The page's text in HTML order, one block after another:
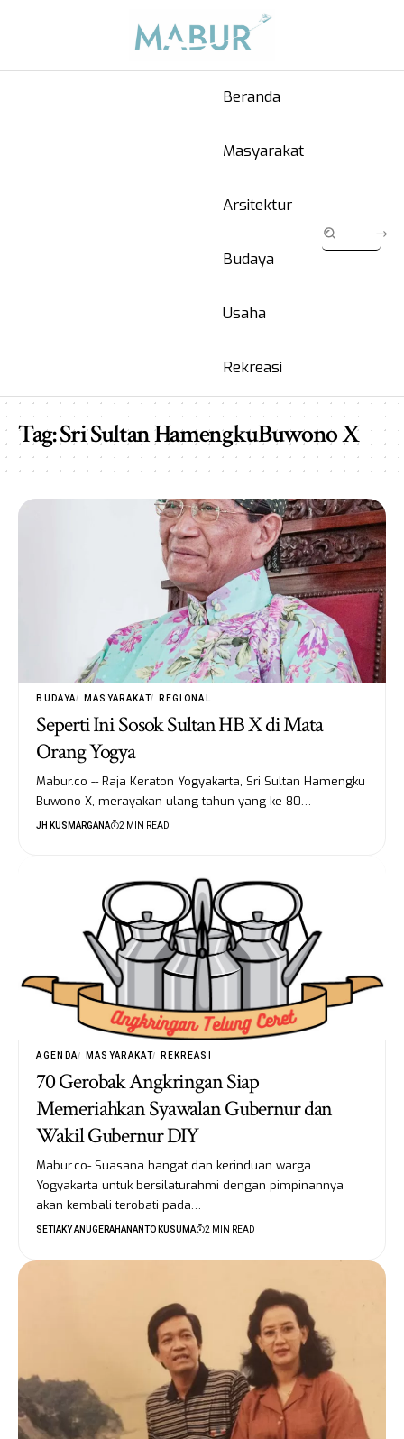
Beranda
Masyarakat
Arsitektur
Budaya
Usaha
Rekreasi
Tag:Sri Sultan HamengkuBuwono X
BUDAYA MASYARAKAT REGIONAL
Seperti Ini Sosok Sultan HB X di Mata
Orang Yogya
Mabur.co -- Raja Keraton Yogyakarta, Sri Sultan Hamengku
Buwono X, merayakan ulang tahun yang ke-80…
JH KUSMARGANA 2 MIN READ
AGENDA MASYARAKAT REKREASI
70 Gerobak Angkringan Siap
Memeriahkan Syawalan Gubernur dan
Wakil Gubernur DIY
Mabur.co- Suasana hangat dan kerinduan warga
Yogyakarta untuk bersilaturahmi dengan pimpinannya
akan kembali terobati pada…
SETIAKY ANUGERAHANANTO KUSUMA 2 MIN READ